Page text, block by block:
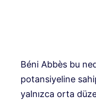
Béni Abbès bu
potansiyeline
yalnızca orta